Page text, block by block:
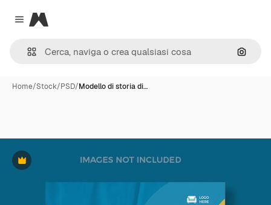
Close menu
Magnific
Cerca
Home/Stock/PSD/Modello di storia di…
Premium